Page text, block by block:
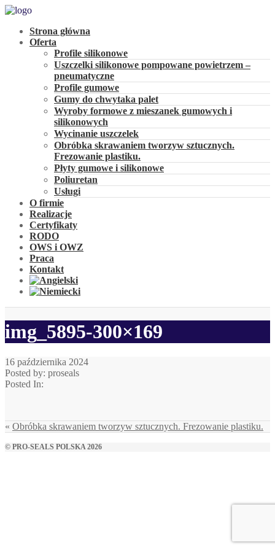
Strona główna
Oferta
Profile silikonowe
Uszczelki silikonowe pompowane powietrzem –
pneumatyczne
Profile gumowe
Gumy do chwytaka palet
Wyroby formowe z mieszanek gumowych i
silikonowych
Wycinanie uszczelek
Obróbka skrawaniem tworzyw sztucznych.
Frezowanie plastiku.
Płyty gumowe i silikonowe
Poliuretan
Usługi
O firmie
Realizacje
Certyfikaty
RODO
OWS i OWZ
Praca
Kontakt
img_5895-300×169
16 października 2024
Posted by: proseals
Posted In:
« Obróbka skrawaniem tworzyw sztucznych. Frezowanie plastiku.
© PRO-SEALS POLSKA 2026